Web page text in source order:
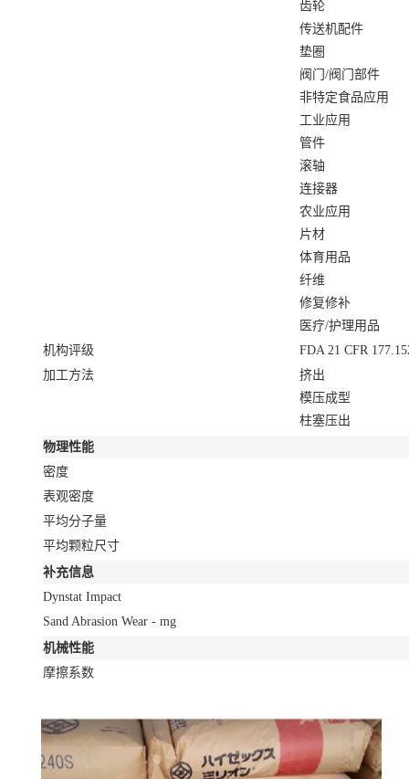
齿轮
传送机配件
垫圈
阀门/阀门部件
非特定食品应用
工业应用
管件
滚轴
连接器
农业应用
片材
体育用品
纤维
修复修补
医疗/护理用品
机构评级
FDA 21 CFR
加工方法
挤出
模压成型
柱塞压出
物理性能
密度
表观密度
平均分子量
平均颗粒尺寸
补充信息
Dynstat Impact
Sand Abrasion Wear - mg
机械性能
摩擦系数